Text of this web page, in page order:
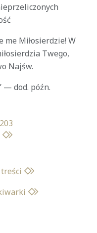
me Miłosierdzie! W
Twego,
Najśw.
— dod. późn.